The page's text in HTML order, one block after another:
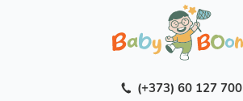
(+373) 60 127 700